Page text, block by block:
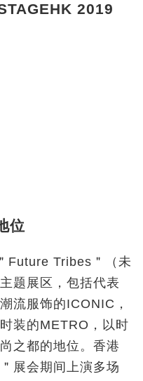
2019
位
Future Tribes＂（未
题展区，包括代表
流服饰的ICONIC，
装的METRO，以时
之都的地位。香港
展会期间上演多场